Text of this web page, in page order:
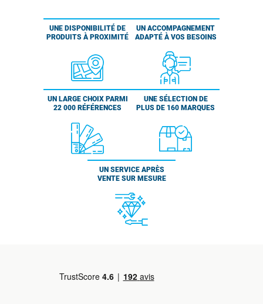
UNE DISPONIBILITÉ DE
PRODUITS À PROXIMITÉ
UN ACCOMPAGNEMENT
ADAPTÉ À VOS BESOINS
UN LARGE CHOIX PARMI
22 000 RÉFÉRENCES
UNE SÉLECTION DE
PLUS DE 160 MARQUES
UN SERVICE APRÈS
VENTE SUR MESURE